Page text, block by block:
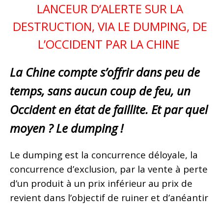
LANCEUR D’ALERTE SUR LA
DESTRUCTION, VIA LE DUMPING, DE
L’OCCIDENT PAR LA CHINE
La Chine compte s’offrir dans peu de
temps, sans aucun coup de feu, un
Occident en état de faillite. Et par quel
moyen ? Le dumping !
Le dumping est la concurrence déloyale, la
concurrence d’exclusion, par la vente à perte
d’un produit à un prix inférieur au prix de
revient dans l’objectif de ruiner et d’anéantir